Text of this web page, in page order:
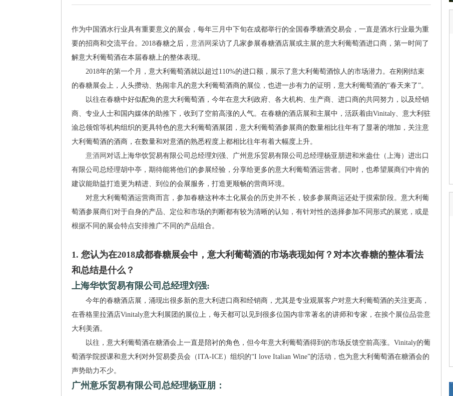
作为中国酒水行业具有重要意义的展会，每年三月中下旬在成都举行的全国春季糖酒交易会，一直是酒水行业最为重
要的招商和交流平台。2018春糖之后， 意酒网 采访了几家参展春糖酒店展或主展的意大利葡萄酒进口商，第一时间了
解意大利葡萄酒在本届春糖上的整体表现。
2018年的第一个月，意大利葡萄酒就以超过110%的进口额，展示了意大利葡萄酒惊人的市场潜力。在刚刚结束
的春糖展会上，人头攒动、热闹非凡的意大利葡萄酒商的展位，也进一步有力的证明，意大利葡萄酒的“春天来了”。
以往在春糖中好似配角的意大利葡萄酒，今年在意大利政府、各大机构、生产商、进口商的共同努力，以及经销
商、专业人士和国内媒体的助推下，收到了空前高涨的人气。在春糖的酒店展和主展中，活跃着由Vinitaly、意大利驻
渝总领馆等机构组织的更具特色的意大利葡萄酒展团，意大利葡萄酒参展商的数量相比往年有了显著的增加，关注意
大利葡萄酒的酒商，在数量和对意酒的熟悉程度上都相比往年有着大幅度上升。
意酒网 对话上海华饮贸易有限公司总经理刘强、广州意乐贸易有限公司总经理杨亚朋进和米盎仕（上海）进出口
有限公司总经理胡中亭，期待能将他们的参展经验，分享给更多的意大利葡萄酒运营者。同时，也希望展商们中肯的
建议能助益打造更为精进、到位的会展服务，打造更顺畅的营商环境。
对意大利葡萄酒运营商而言，参加春糖这种本土化展会的历史并不长，较多参展商运还处于摸索阶段。意大利葡
萄酒参展商们对于自身的产品、定位和市场的判断都有较为清晰的认知，有针对性的选择参加不同形式的展览，或是
根据不同的展会特点安排推广不同的产品组合。
1. 您认为在2018成都春糖展会中，意大利葡萄酒的市场表现如何？对本次春糖的整体看法
和总结是什么？
上海华饮贸易有限公司总经理刘强:
今年的春糖酒店展，涌现出很多新的意大利进口商和经销商，尤其是专业观展客户对意大利葡萄酒的关注更高，
在香格里拉酒店Vinitaly意大利展团的展位上，每天都可以见到很多位国内非常著名的讲师和专家，在挨个展位品尝意
大利美酒。
以往，意大利葡萄酒在糖酒会上一直是陪衬的角色，但今年意大利葡萄酒得到的市场反馈空前高涨。Vinitaly的葡
萄酒学院授课和意大利对外贸易委员会（ITA-ICE）组织的“I love Italian Wine”的活动，也为意大利葡萄酒在糖酒会的
声势助力不少。
广州意乐贸易有限公司总经理杨亚朋：